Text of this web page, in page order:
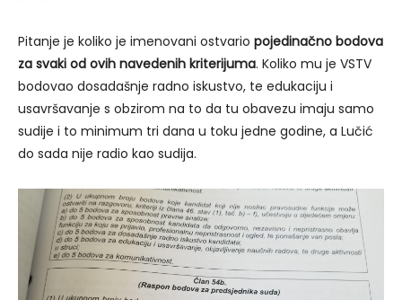
Pitanje je koliko je imenovani ostvario pojedinačno bodova
za svaki od ovih navedenih kriterijuma. Koliko mu je VSTV
bodovao dosadašnje radno iskustvo, te edukaciju i
usavršavanje s obzirom na to da tu obavezu imaju samo
sudije i to minimum tri dana u toku jedne godine, a Lučić
do sada nije radio kao sudija.